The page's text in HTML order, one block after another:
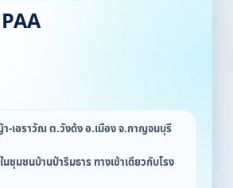
-เอราวัณ ต.วังด้ง อ.เมือง จ.กาญจนบุรี
ชุมชนบ้านป่าริมธาร ทางเข้าเดียวกับโรง